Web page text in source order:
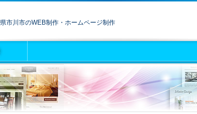
市川市のWEB制作・ホームページ制作